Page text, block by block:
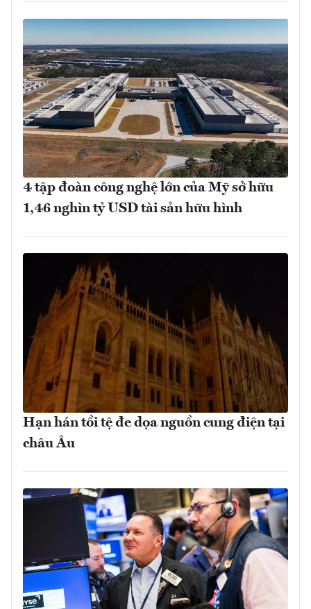
4 tập đoàn công nghệ lớn của Mỹ sở hữu
1,46 nghìn tỷ USD tài sản hữu hình
Hạn hán tồi tệ đe dọa nguồn cung điện tại
châu Âu